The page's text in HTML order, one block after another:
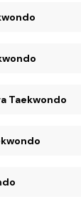
Taekwondo